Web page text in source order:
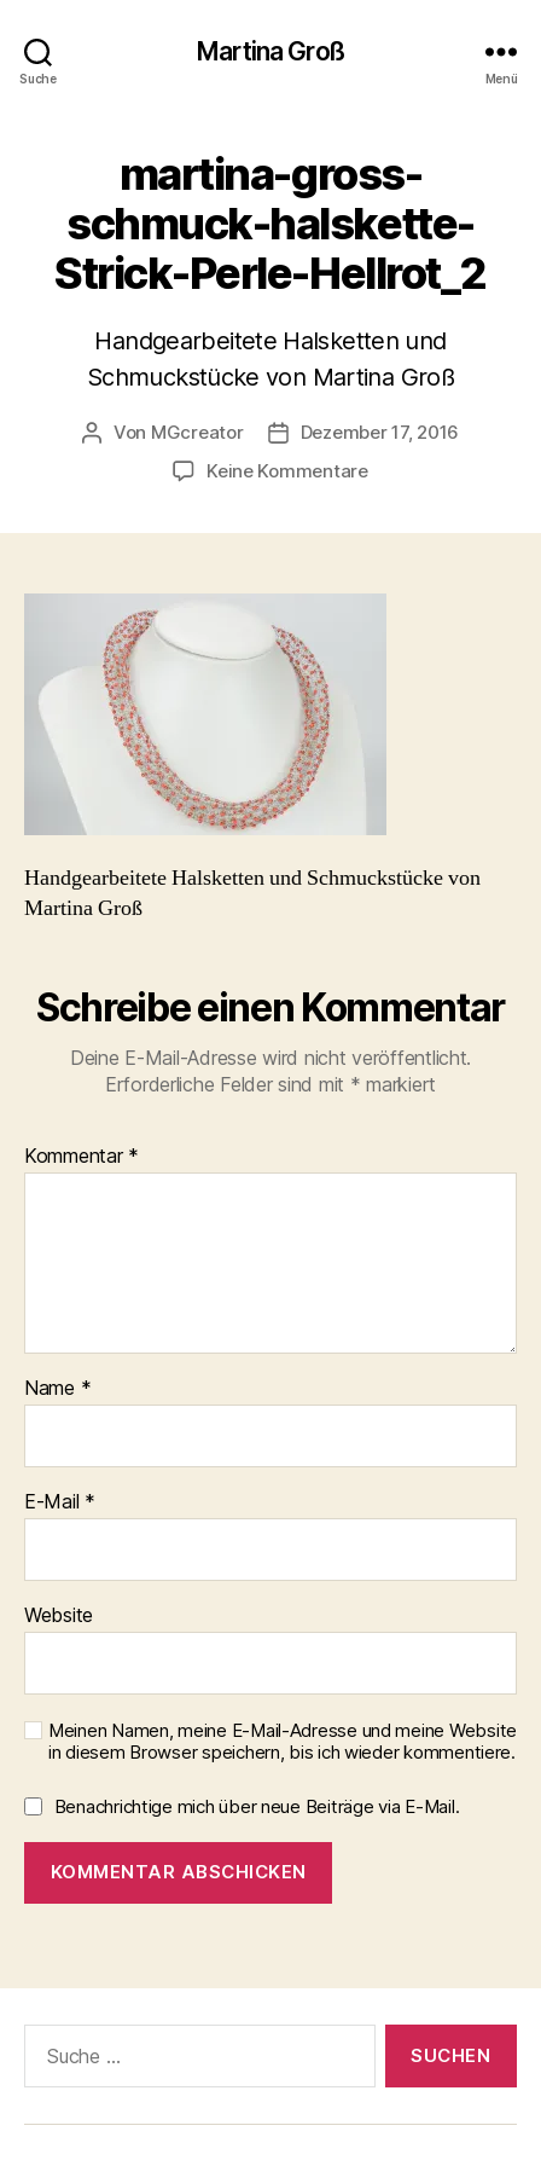
Suche
Martina Groß
Menü
martina-gross-
schmuck-halskette-
Strick-Perle-Hellrot_2
Handgearbeitete Halsketten und
Schmuckstücke von Martina Groß
Beitragsautor
Von MGcreator Beitragsdatum
Dezember 17, 2016
Keine Kommentarezu
Handgearbeitete Halsketten und Schmuckstücke von
Martina Groß
Schreibe einen Kommentar
Deine E-Mail-Adresse wird nicht veröffentlicht.
Erforderliche Felder sind mit * markiert
Kommentar *
Name *
E-Mail *
Website
Meinen Namen, meine E-Mail-Adresse und meine Website
in diesem Browser speichern, bis ich wieder kommentiere.
Benachrichtige mich über neue Beiträge via E-Mail.
nach: